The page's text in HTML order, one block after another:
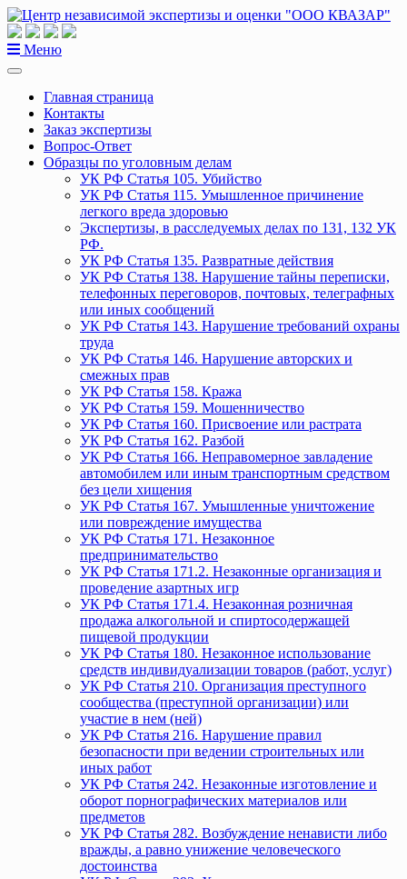
Перейти
к
содержанию
Меню
Главная страница
Контакты
Заказ экспертизы
Вопрос-Ответ
Образцы по уголовным делам
УК РФ Статья 105. Убийство
УК РФ Статья 115. Умышленное причинение
легкого вреда здоровью
Экспертизы, в расследуемых делах по 131, 132 УК
РФ.
УК РФ Статья 135. Развратные действия
УК РФ Статья 138. Нарушение тайны переписки,
телефонных переговоров, почтовых, телеграфных
или иных сообщений
УК РФ Статья 143. Нарушение требований охраны
труда
УК РФ Статья 146. Нарушение авторских и
смежных прав
УК РФ Статья 158. Кража
УК РФ Статья 159. Мошенничество
УК РФ Статья 160. Присвоение или растрата
УК РФ Статья 162. Разбой
УК РФ Статья 166. Неправомерное завладение
автомобилем или иным транспортным средством
без цели хищения
УК РФ Статья 167. Умышленные уничтожение
или повреждение имущества
УК РФ Статья 171. Незаконное
предпринимательство
УК РФ Статья 171.2. Незаконные организация и
проведение азартных игр
УК РФ Статья 171.4. Незаконная розничная
продажа алкогольной и спиртосодержащей
пищевой продукции
УК РФ Статья 180. Незаконное использование
средств индивидуализации товаров (работ, услуг)
УК РФ Статья 210. Организация преступного
сообщества (преступной организации) или
участие в нем (ней)
УК РФ Статья 216. Нарушение правил
безопасности при ведении строительных или
иных работ
УК РФ Статья 242. Незаконные изготовление и
оборот порнографических материалов или
предметов
УК РФ Статья 282. Возбуждение ненависти либо
вражды, а равно унижение человеческого
достоинства